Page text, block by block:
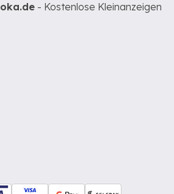
- Kostenlose Kleinanzeigen